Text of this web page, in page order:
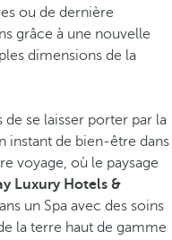
ou de dernière
grâce à une nouvelle
dimensions de la
se laisser porter par la
instant de bien-être dans
voyage, où le paysage
Luxury Hotels &
un Spa avec des soins
la terre haut de gamme